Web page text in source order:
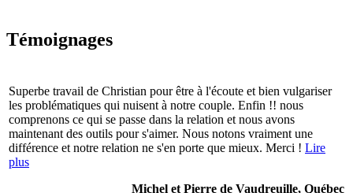
Témoignages
Superbe travail de Christian pour être à l'écoute et bien vulgariser
les problématiques qui nuisent à notre couple. Enfin !! nous
comprenons ce qui se passe dans la relation et nous avons
maintenant des outils pour s'aimer. Nous notons vraiment une
différence et notre relation ne s'en porte que mieux. Merci ! Lire
plus
Michel et Pierre de Vaudreuille, Québec